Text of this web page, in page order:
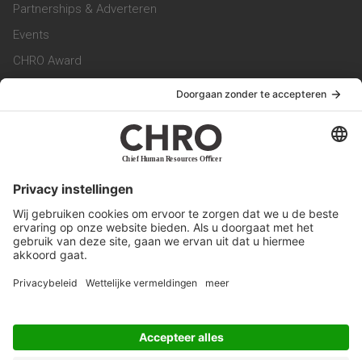
Partnerships & Adverteren
Events
CHRO Award
CHRO Magazine
Service & Contact
Werken bij ons
Privacy Statement
Algemene Voorwaarden